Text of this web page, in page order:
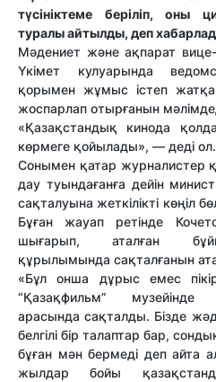
түсініктеме беріліп, оны
туралы айтылды, деп
Мәдениет және ақпарат вице-
Үкімет кулуарында
қорымен жұмыс істеп
жоспарлап отырғанын
«Қазақстандық кинода
көрмеге қойылады», — деді ол.
Сонымен қатар журналистер
дау туындағанға дейін
сақталуына жеткілікті көңіл
Бұған жауап ретінде
шығарып, аталған
құрылымында сақталғанын
«Бұл онша дұрыс емес
“Қазақфильм” музейінде
арасында сақталды. Бізде
белгілі бір талаптар бар,
бұған мән бермеді деп айта
жылдар бойы